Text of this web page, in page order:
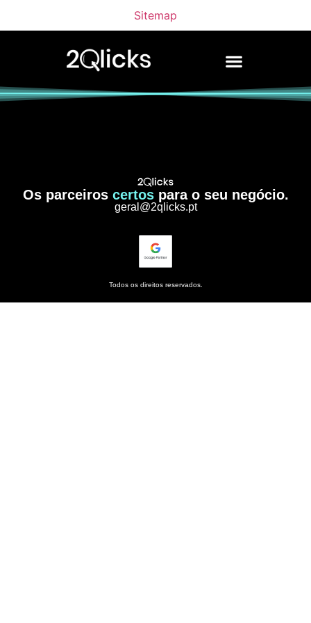
Sitemap
Os parceiros certospara o seu negócio.
geral@2qlicks.pt
Todos os direitos reservados.